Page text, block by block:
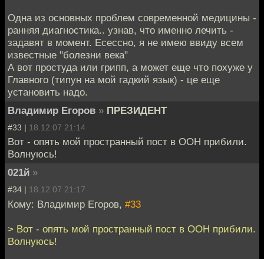
Одна из основных проблем современной медицины -
ранняя диагностика.. узнав, что именно лечить -
задавят в момент. Есессно, я не имею ввиду всем
известные "болезни века"
А вот простуда или грипп, а может еще что похуже у
Главного (типун на мой гадкий язык) - це еще
установить надо.
Владимир Егоров » ПРЕЗИДЕНТ
#33 | 18.12.07 21:14
Вот - опять мой пространный пост в ООН прибили.
Волнуюсь!
021й »
#34 | 18.12.07 21:17
Кому: Владимир Егоров, #33
> Вот - опять мой пространный пост в ООН прибили.
Волнуюсь!